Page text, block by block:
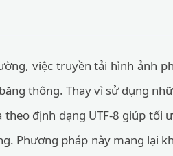
việc truyền tải hình ảnh
thông. Thay vì sử dụng
định dạng UTF-8 giúp tối
Phương pháp này mang lại